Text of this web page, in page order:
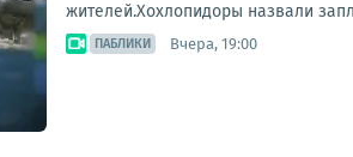
жителей.Хохлопидоры назвали
ПАБЛИКИ Вчера, 19:00